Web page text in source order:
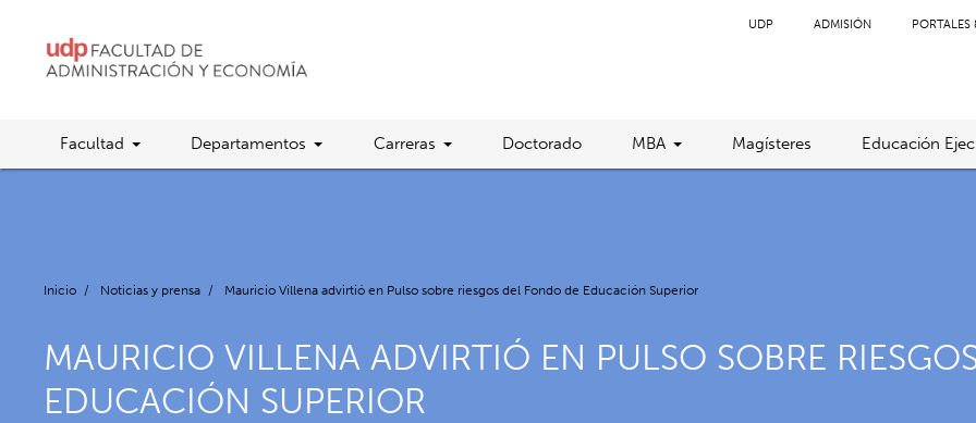
UDP ADMISIÓN PORTALES
Facultad Departamentos Carreras Doctorado MBA Magísteres Educación
Inicio / Noticias y prensa / Mauricio Villena advirtió en Pulso sobre riesgos del Fondo de Educación Superior
MAURICIO VILLENA ADVIRTIÓ EN PULSO SOBRE
EDUCACIÓN SUPERIOR